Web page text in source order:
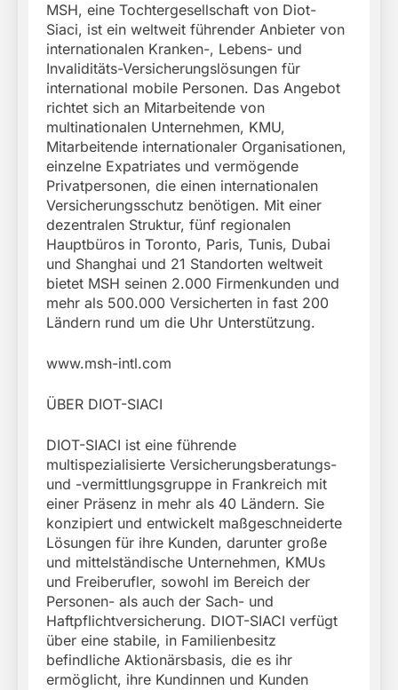
MSH, eine Tochtergesellschaft von Diot-
Siaci, ist ein weltweit führender Anbieter von
internationalen Kranken-, Lebens- und
Invaliditäts-Versicherungslösungen für
international mobile Personen. Das Angebot
richtet sich an Mitarbeitende von
multinationalen Unternehmen, KMU,
Mitarbeitende internationaler Organisationen,
einzelne Expatriates und vermögende
Privatpersonen, die einen internationalen
Versicherungsschutz benötigen. Mit einer
dezentralen Struktur, fünf regionalen
Hauptbüros in Toronto, Paris, Tunis, Dubai
und Shanghai und 21 Standorten weltweit
bietet MSH seinen 2.000 Firmenkunden und
mehr als 500.000 Versicherten in fast 200
Ländern rund um die Uhr Unterstützung.
www.msh-intl.com
ÜBER DIOT-SIACI
DIOT-SIACI ist eine führende
multispezialisierte Versicherungsberatungs-
und -vermittlungsgruppe in Frankreich mit
einer Präsenz in mehr als 40 Ländern. Sie
konzipiert und entwickelt maßgeschneiderte
Lösungen für ihre Kunden, darunter große
und mittelständische Unternehmen, KMUs
und Freiberufler, sowohl im Bereich der
Personen- als auch der Sach- und
Haftpflichtversicherung. DIOT-SIACI verfügt
über eine stabile, in Familienbesitz
befindliche Aktionärsbasis, die es ihr
ermöglicht, ihre Kundinnen und Kunden